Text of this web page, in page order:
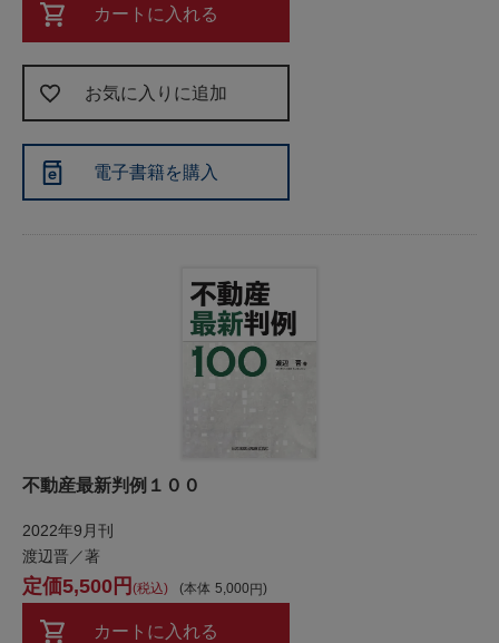
カートに入れる
お気に入りに追加
電子書籍を購入
不動産最新判例１００
2022年9月刊
渡辺晋／著
本体 5,000
5,500 税込
カートに入れる